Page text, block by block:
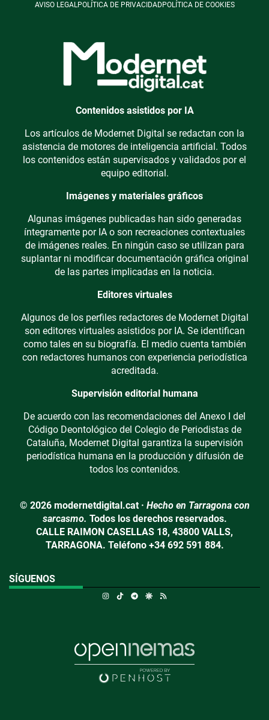
AVISO LEGAL POLÍTICA DE PRIVACIDADPOLÍTICA DE COOKIES
Contenidos asistidos por IA
Los artículos de Modernet Digital se redactan con la
asistencia de motores de inteligencia artificial. Todos
los contenidos están supervisados y validados por el
equipo editorial.
Imágenes y materiales gráficos
Algunas imágenes publicadas han sido generadas
íntegramente por IA o son recreaciones contextuales
de imágenes reales. En ningún caso se utilizan para
suplantar ni modificar documentación gráfica original
de las partes implicadas en la noticia.
Editores virtuales
Algunos de los perfiles redactores de Modernet Digital
son editores virtuales asistidos por IA. Se identifican
como tales en su biografía. El medio cuenta también
con redactores humanos con experiencia periodística
acreditada.
Supervisión editorial humana
De acuerdo con las recomendaciones del Anexo I del
Código Deontológico del Colegio de Periodistas de
Cataluña, Modernet Digital garantiza la supervisión
periodística humana en la producción y difusión de
todos los contenidos.
© 2026 modernetdigital.cat · Hecho en Tarragona con
sarcasmo. Todos los derechos reservados.
CALLE RAIMON CASELLAS 18, 43800 VALLS,
TARRAGONA. Teléfono +34 692 591 884.
SÍGUENOS
Instagram
TikTokTelegramGoogle Discover